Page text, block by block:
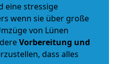
eine stressige
wenn sie über große
von Lünen
Vorbereitung und
dass alles